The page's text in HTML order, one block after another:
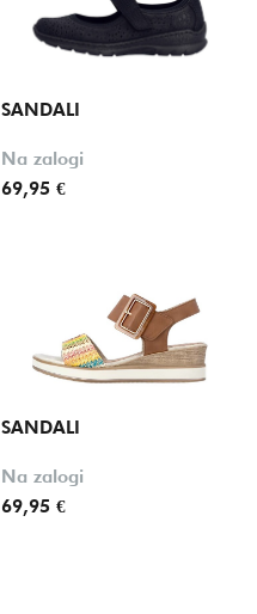
SANDALI
Na zalogi
69,95 €
SANDALI
Na zalogi
69,95 €